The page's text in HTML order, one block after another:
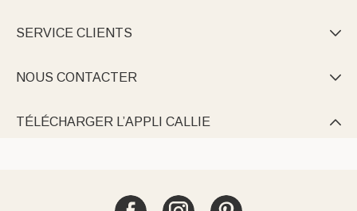
SERVICE CLIENTS 
NOUS CONTACTER 
TÉLÉCHARGER L’APPLI CALLIE 